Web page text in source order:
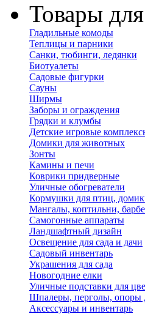
Товары
Гладильные комоды
Теплицы и парники
Санки, тюбинги, ледянки
Биотуалеты
Садовые фигурки
Сауны
Ширмы
Заборы и ограждения
Грядки и клумбы
Детские игровые
Домики для животных
Зонты
Камины и печи
Коврики придверные
Уличные обогреватели
Кормушки для птиц,
Мангалы, коптильни,
Самогонные аппараты
Ландшафтный дизайн
Освещение для сада и дачи
Садовый инвентарь
Украшения для сада
Новогодние елки
Уличные подставки для
Шпалеры, перголы, опоры
Аксессуары и инвентарь